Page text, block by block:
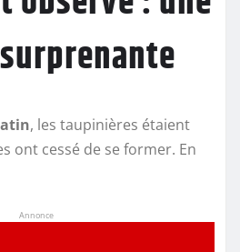
, les taupinières étaient
ont cessé de se former. En
Annonce